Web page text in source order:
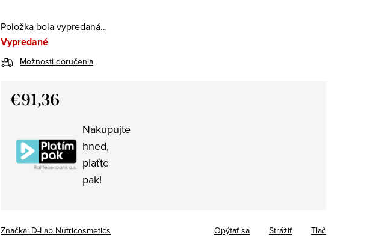
Položka bola vypredaná…
Vypredané
Možnosti doručenia
€91,36
Nakupujte
hned,
plaťte
pak!
Značka: D-Lab Nutricosmetics Tlač
Opýtať sa Strážiť